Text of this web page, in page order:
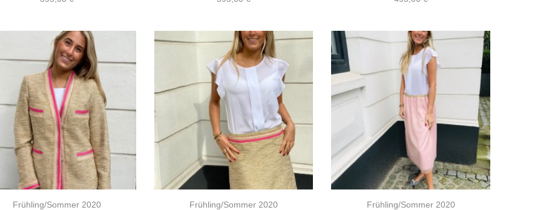
Frühling/Sommer 2020 Frühling/Sommer 2020 Frühling/Sommer 2020